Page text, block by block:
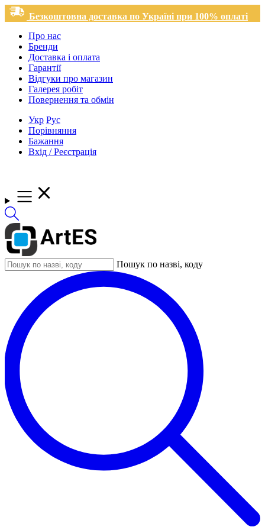
Безкоштовна доставка по Україні при 100% оплаті
Про нас
Бренди
Доставка і оплата
Гарантії
Відгуки про магазин
Галерея робіт
Повернення та обмін
Укр Рус
Порівняння
Бажання
Вхід / Реєстрація
Пошук по назві, коду